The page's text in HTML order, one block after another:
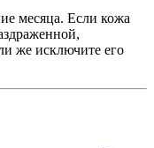
месяца. Если кожа
же исключите его